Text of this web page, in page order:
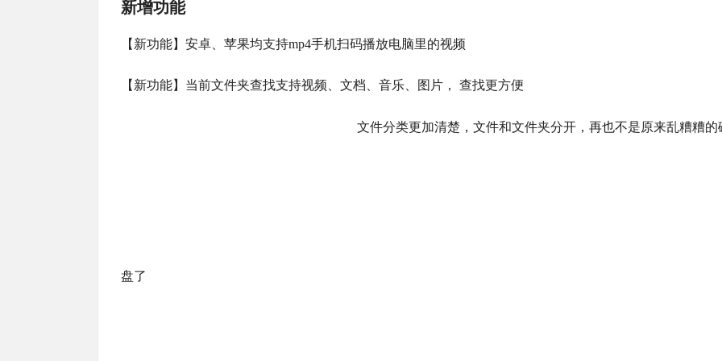
新增功能
【新功能】安卓、苹果均支持mp4手机扫码播放电脑里的视频
【新功能】当前文件夹查找支持视频、文档、音乐、图片， 查找更方便
文件分类更加清楚，文件和文件夹分开，再也不是原来乱糟糟的
盘了